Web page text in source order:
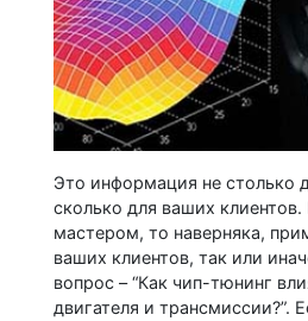
Это информация не столько
сколько для ваших
мастером, то наверняка,
ваших клиентов, так или
вопрос – “Как чип-тюнинг
двигателя и трансмиссии?”.